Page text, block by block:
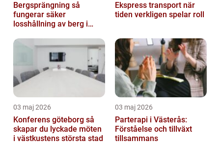
Bergsprängning så
fungerar säker
losshållning av berg i
Ekspress transport när
tiden verkligen spelar roll
03 maj 2026
Konferens göteborg så
skapar du lyckade möten
i västkustens största stad
03 maj 2026
Parterapi i Västerås:
Förståelse och tillväxt
tillsammans